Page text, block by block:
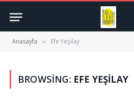
Anasayfa » Efe Yeşilay
BROWSING: EFE YEŞILAY